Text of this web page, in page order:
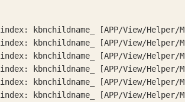
kbnchildname_ [APP/View/Helper/
kbnchildname_ [APP/View/Helper/
kbnchildname_ [APP/View/Helper/
kbnchildname_ [APP/View/Helper/
kbnchildname_ [APP/View/Helper/
kbnchildname_ [APP/View/Helper/